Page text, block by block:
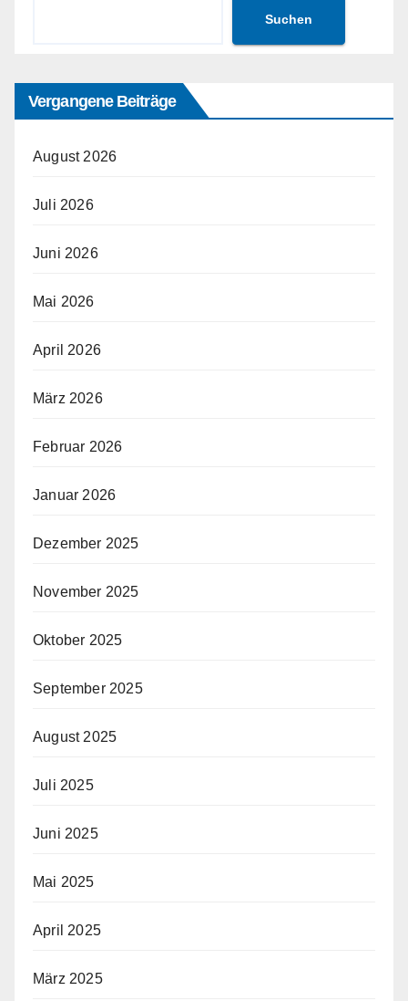
Suchen
Vergangene Beiträge
August 2026
Juli 2026
Juni 2026
Mai 2026
April 2026
März 2026
Februar 2026
Januar 2026
Dezember 2025
November 2025
Oktober 2025
September 2025
August 2025
Juli 2025
Juni 2025
Mai 2025
April 2025
März 2025